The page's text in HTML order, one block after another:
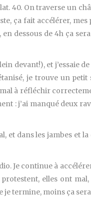
40. On traverse un
ça fait accélérer,
dessous de 4h ça
devant!), et j’essaie
je trouve un petit
à réfléchir
: j’ai manqué deux
dans les jambes et la
Je continue à
elles ont
termine, moins ça